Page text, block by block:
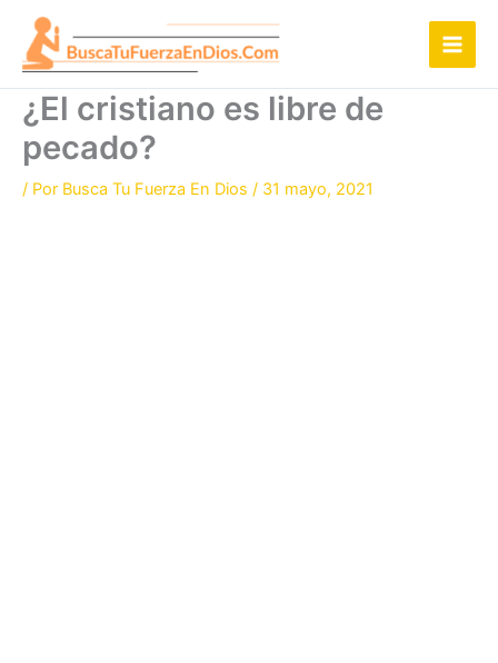
contenido
¿El cristiano es libre de
pecado?
/ Por Busca Tu Fuerza En Dios / 31 mayo, 2021